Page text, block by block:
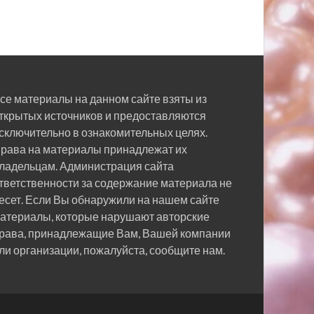
материалы на данном сайте взяты из
источников и предоставляются
в ознакомительных целях.
на материалы принадлежат их
Администрация сайта
за содержание материала не
Если Вы обнаружили на нашем сайте
которые нарушают авторские
принадлежащие Вам, Вашей компании
организации, пожалуйста, сообщите нам.